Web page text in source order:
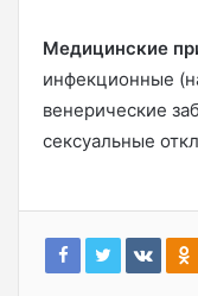
Медицинские
инфекционные
венерические
сексуальные